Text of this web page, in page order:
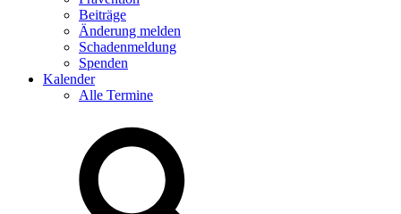
Beiträge
Änderung melden
Schadenmeldung
Spenden
Kalender
Alle Termine